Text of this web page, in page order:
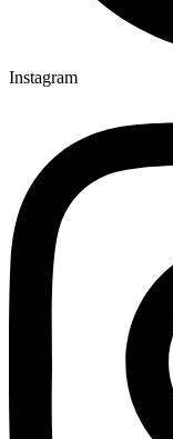
Instagram